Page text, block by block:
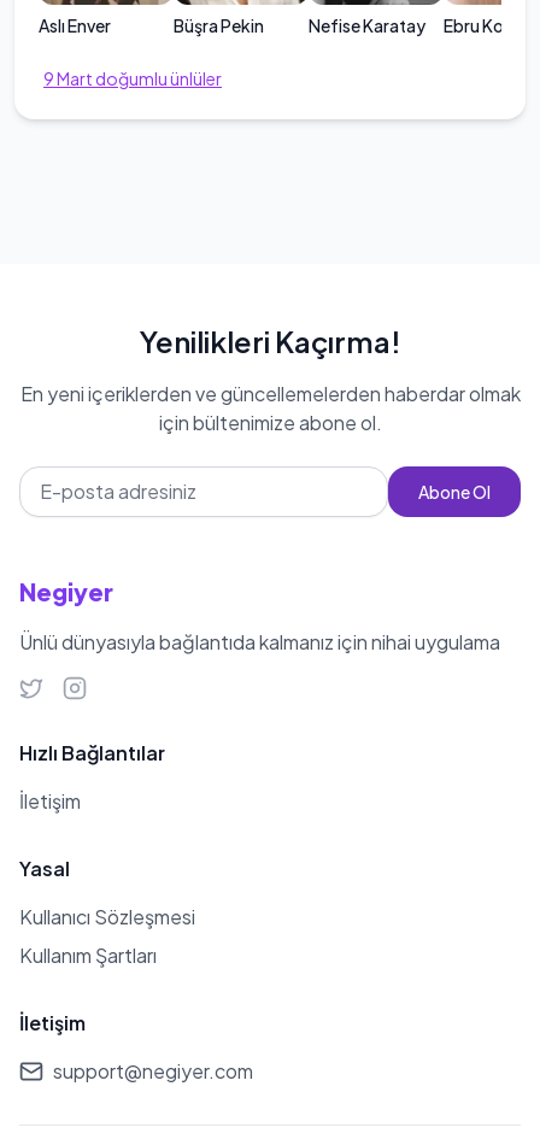
Aslı Enver Büşra Pekin Nefise Karatay Ebru
9Mart doğumlu ünlüler
Yenilikleri Kaçırma!
En yeni içeriklerden ve güncellemelerden haberdar olmak
için bültenimize abone ol.
Abone Ol
Negiyer
Ünlü dünyasıyla bağlantıda kalmanız için nihai uygulama
Hızlı Bağlantılar
İletişim
Yasal
Kullanıcı Sözleşmesi
Kullanım Şartları
İletişim
support@negiyer.com